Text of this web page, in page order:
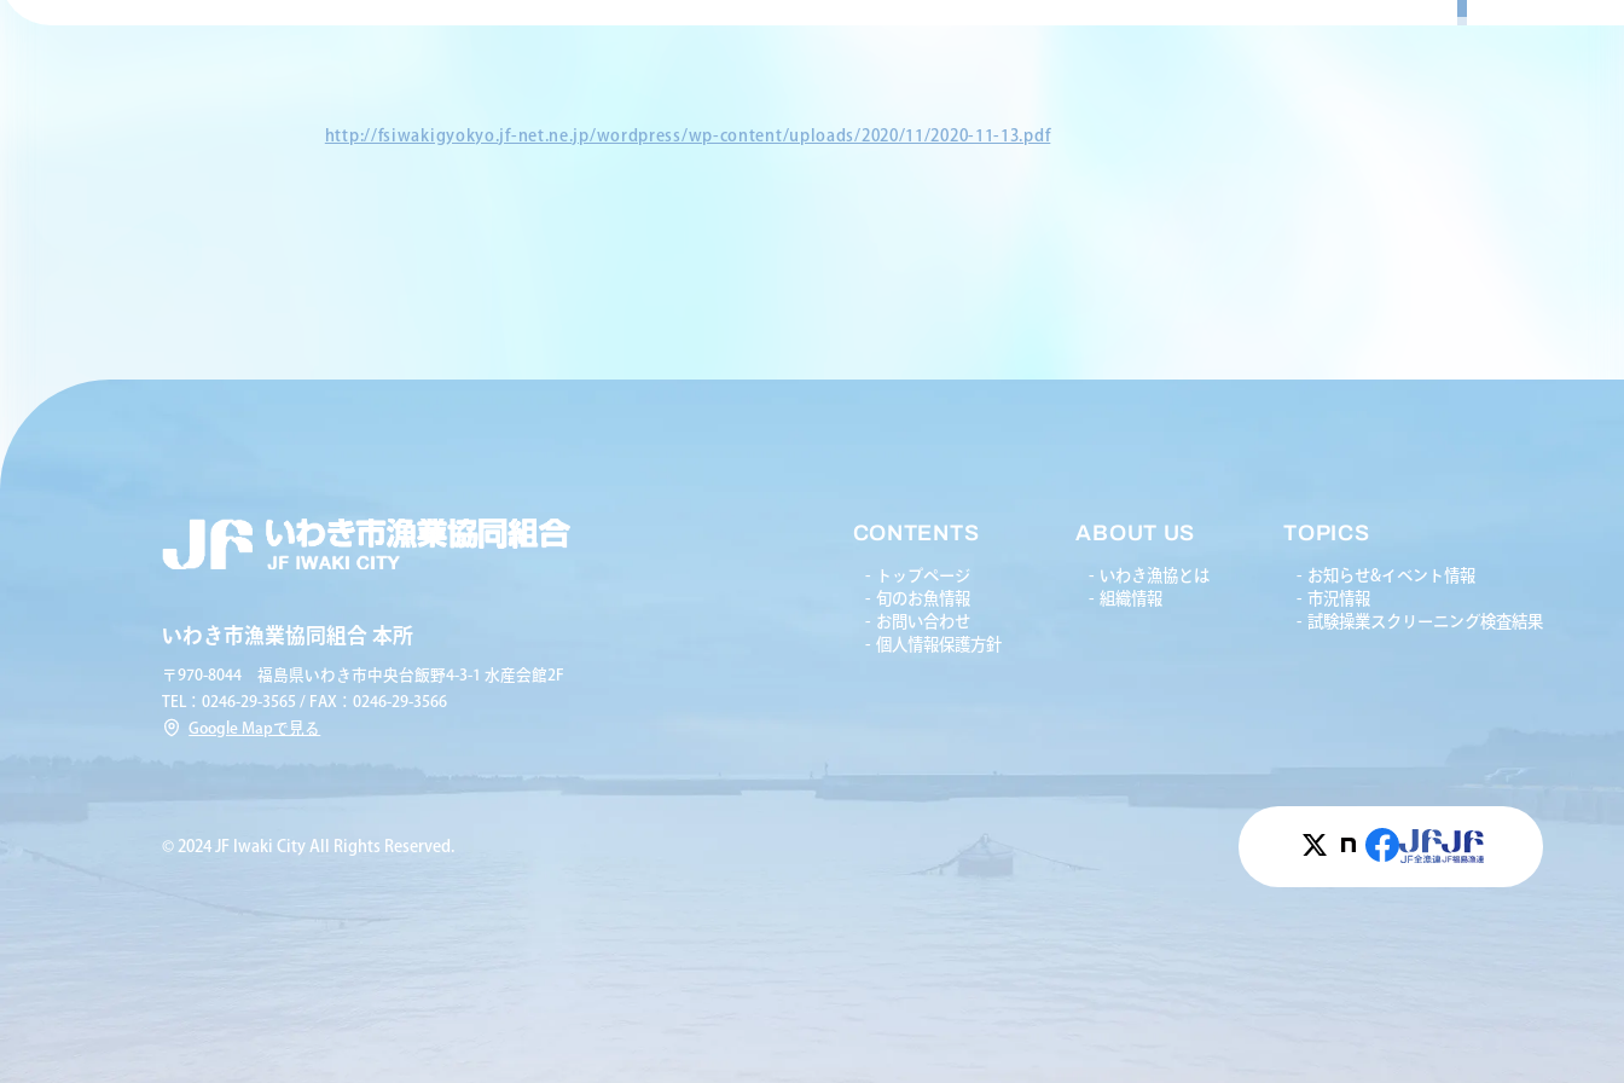
http://fsiwakigyokyo.jf-net.ne.jp/wordpress/wp-content/uploads/2020/11/2020-11-13.pdf
いわき市漁業協同組合 本所
〒970-8044 福島県いわき市中央台飯野4-3-1 水産会館2F
TEL：0246-29-3565 / FAX：0246-29-3566
Google Mapで見る
CONTENTS
トップページ
旬のお魚情報
お問い合わせ
個人情報保護方針
ABOUT US
いわき漁協とは
組織情報
TOPICS
お知らせ&イベント情報
市況情報
試験操業スクリーニング検査結果
© 2024 JF Iwaki City All Rights Reserved.